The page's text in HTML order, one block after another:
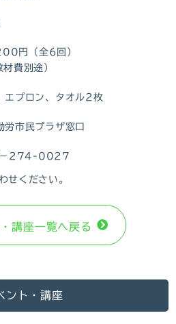
円（全6回）
材費別途）
エプロン、タオル2枚
労市民プラザ窓口
274-0027
せください。
講座⼀覧へ戻る
ント・講座